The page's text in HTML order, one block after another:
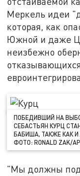
Меркель идеи
которая, как
Южной и даже
неизбежно
ПОБЕДИВШИЙ НА
СЕБАСТЬЯН КУРЦ
БАБИША, ТАКЖЕ КАК
ФОТО: RONALD ZAK/
"Мы должны